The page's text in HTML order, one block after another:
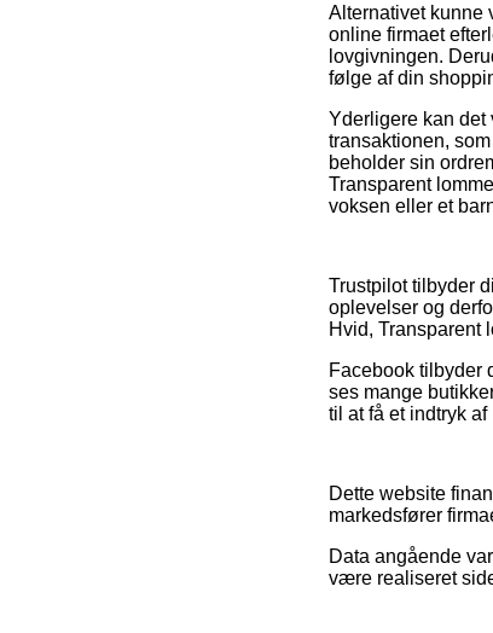
Alternativet kunne
online firmaet
lovgivningen.
følge af din
Yderligere kan
transaktionen,
beholder sin
Transparent
voksen eller et
Trustpilot tilbyder
oplevelser og
Hvid, Transparent
Facebook tilbyder
ses mange
til at få et indtryk
Dette website
markedsfører
Data angående
være realiseret